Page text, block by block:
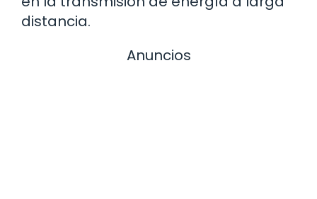
distancia.
Anuncios